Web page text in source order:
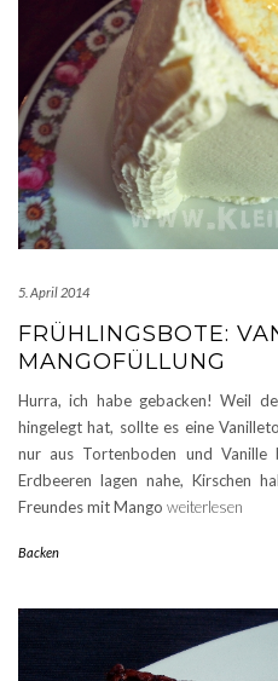
5. April 2014
FRÜHLINGSBOTE:
MANGOFÜLLUNG
Hurra, ich habe gebacken! Weil
hingelegt hat, sollte es eine
nur aus Tortenboden und Vanille
Erdbeeren lagen nahe, Kirschen
Freundes mit Mango weiterlesen
Backen